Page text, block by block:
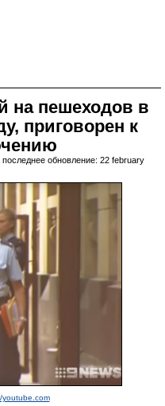
на пешеходов в
приговорен к
обновление: 22 february
youtube.com